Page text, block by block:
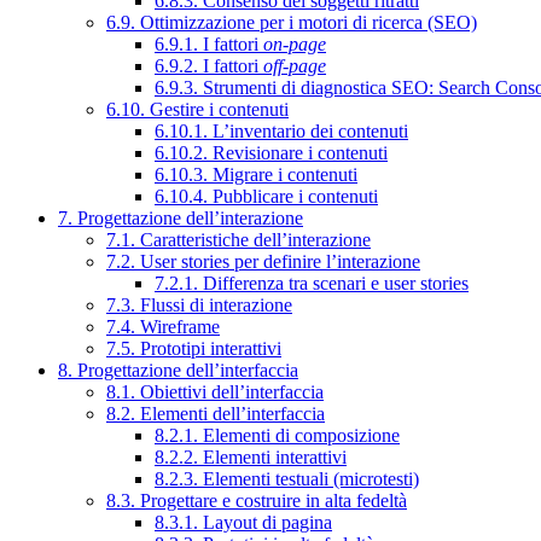
6.9. Ottimizzazione per i motori di ricerca (SEO)
6.9.1. I fattori on-page
6.9.2. I fattori off-page
6.9.3. Strumenti di diagnostica SEO: Search
6.10. Gestire i contenuti
6.10.1. L’inventario dei contenuti
6.10.2. Revisionare i contenuti
6.10.3. Migrare i contenuti
6.10.4. Pubblicare i contenuti
7. Progettazione dell’interazione
7.1. Caratteristiche dell’interazione
7.2. User stories per definire l’interazione
7.2.1. Differenza tra scenari e user stories
7.3. Flussi di interazione
7.4. Wireframe
7.5. Prototipi interattivi
8. Progettazione dell’interfaccia
8.1. Obiettivi dell’interfaccia
8.2. Elementi dell’interfaccia
8.2.1. Elementi di composizione
8.2.2. Elementi interattivi
8.2.3. Elementi testuali (microtesti)
8.3. Progettare e costruire in alta fedeltà
8.3.1. Layout di pagina